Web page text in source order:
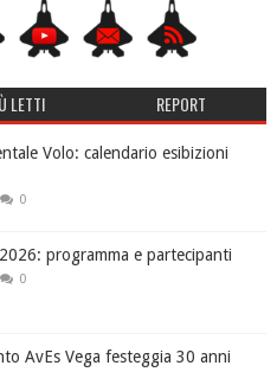
LETTI REPORT
Volo: calendario esibizioni
0
programma e partecipanti
0
AvEs Vega festeggia 30 anni